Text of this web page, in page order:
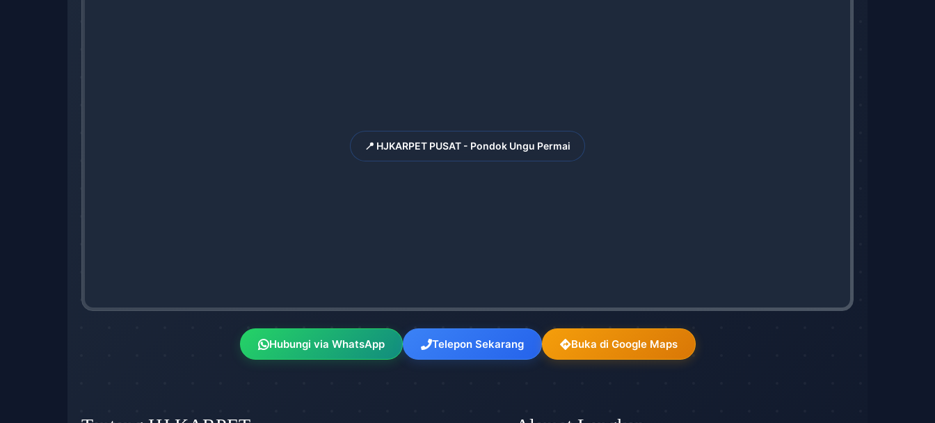
📍 HJKARPET PUSAT - Pondok Ungu Permai
Hubungi via WhatsApp Telepon Sekarang Buka di Google Maps